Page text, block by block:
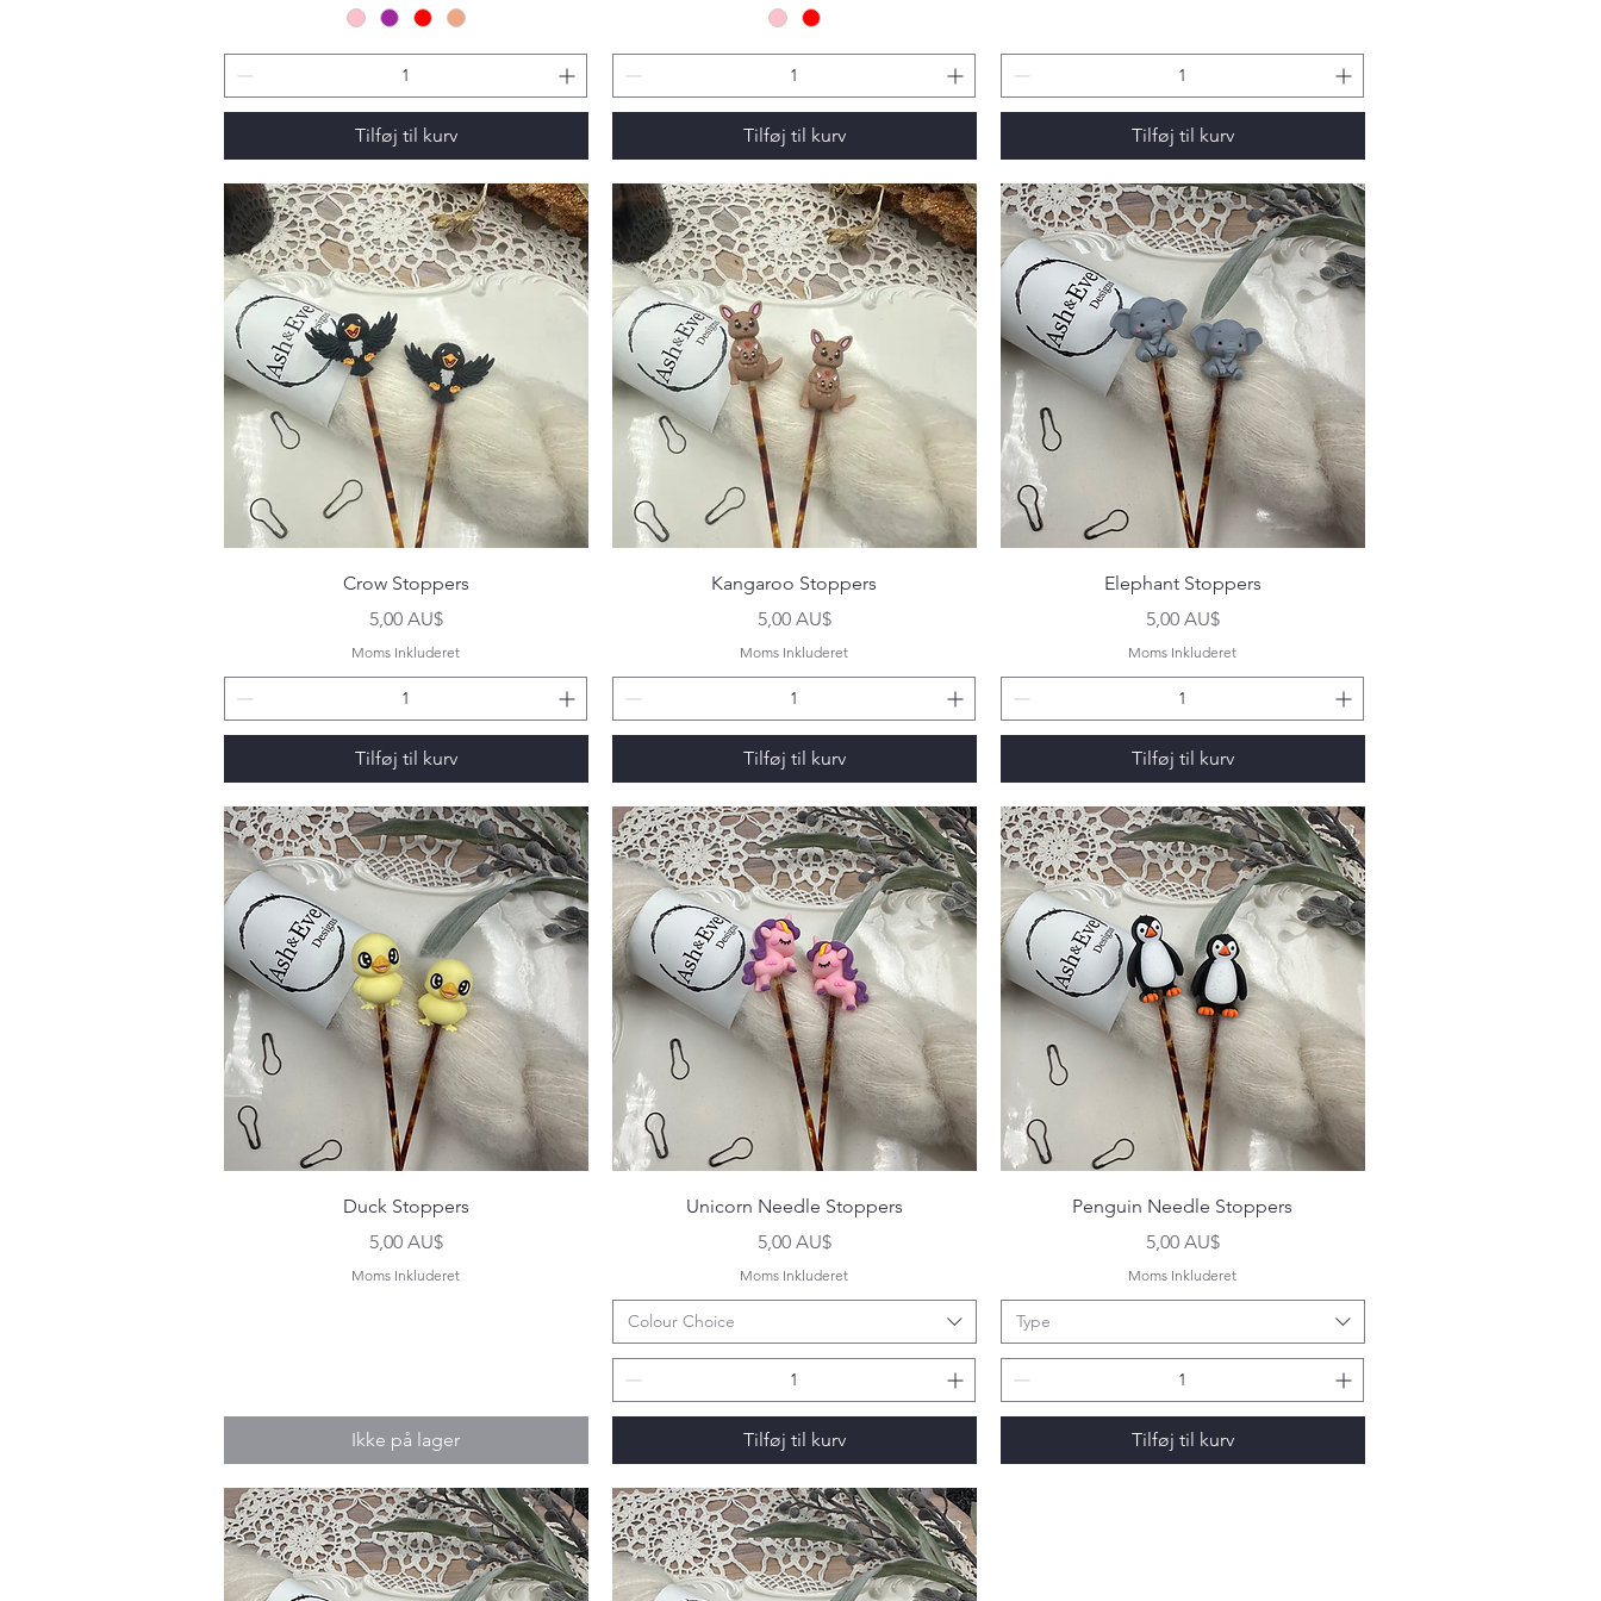
Tilføj til kurv Tilføj til kurv Tilføj til kurv
Hurtigvisning
Crow Stoppers
Pris
5,00 AU$
Moms Inkluderet
Tilføj til kurv
Hurtigvisning
Kangaroo Stoppers
Pris
5,00 AU$
Moms Inkluderet
Tilføj til kurv
Hurtigvisning
Elephant Stoppers
Pris
5,00 AU$
Moms Inkluderet
Tilføj til kurv
Hurtigvisning
Duck Stoppers
Pris
5,00 AU$
Moms Inkluderet
Ikke på lager
Hurtigvisning
Unicorn Needle Stoppers
Pris
5,00 AU$
Moms Inkluderet
Colour Choice
Tilføj til kurv
Hurtigvisning
Penguin Needle Stoppers
Pris
5,00 AU$
Moms Inkluderet
Type
Tilføj til kurv